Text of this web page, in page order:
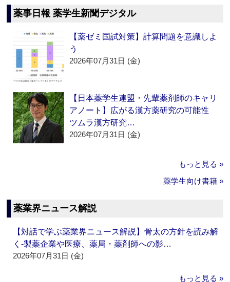
薬事日報 薬学生新聞デジタル
【薬ゼミ国試対策】計算問題を意識しよ
う
2026年07月31日 (金)
【日本薬学生連盟・先輩薬剤師のキャリ
アノート】広がる漢方薬研究の可能性
ツムラ漢方研究…
2026年07月31日 (金)
もっと見る »
薬学生向け書籍 »
薬業界ニュース解説
【対話で学ぶ薬業界ニュース解説】骨太の方針を読み解
く‐製薬企業や医療、薬局・薬剤師への影…
2026年07月31日 (金)
もっと見る »